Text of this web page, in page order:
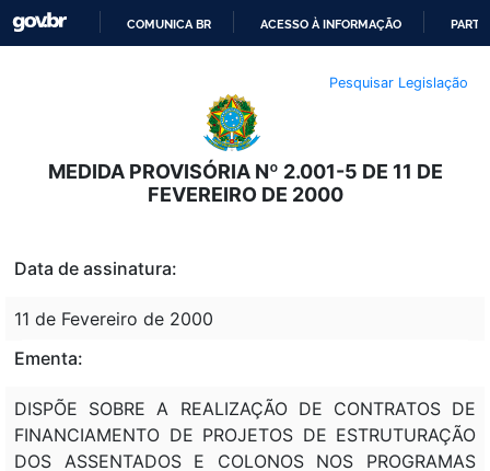
O
CONTEÚDO
COMUNICA BR ACESSO À INFORMAÇÃO
Pesquisar Legislação
MEDIDA PROVISÓRIA Nº 2.001-5 DE 11 DE
FEVEREIRO DE 2000
Data de assinatura:
11 de Fevereiro de 2000
Ementa:
DISPÕE SOBRE A REALIZAÇÃO DE CONTRATOS DE
FINANCIAMENTO DE PROJETOS DE ESTRUTURAÇÃO
DOS ASSENTADOS E COLONOS NOS PROGRAMAS